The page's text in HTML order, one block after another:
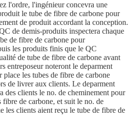
l'ordre, l'ingénieur concevra une
le tube de fibre de carbone pour
de produit accordant la conception.
de demis-produits inspectera chaque
de fibre de carbone pour
les produits finis que le QC
de tube de fibre de carbone avant
entreposeur noteront le deparment
les tubes de fibre de carbone
de livrer aux clients. Le deparment
des clients le no. de cheminement pour
fibre de carbone, et suit le no. de
les clients aient reçu le tube de fibre de